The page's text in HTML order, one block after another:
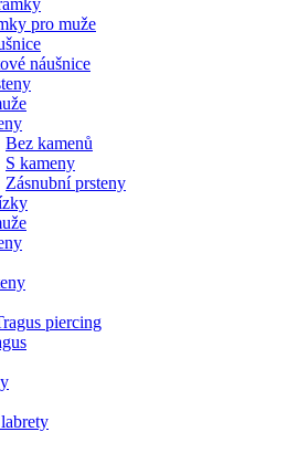
pro muže
náušnice
Bez kamenů
S kameny
Zásnubní prsteny
piercing